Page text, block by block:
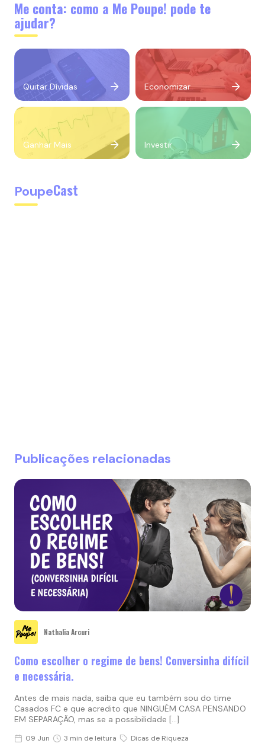
Me conta: como a Me Poupe! pode te
ajudar?
Quitar Dívidas Economizar
Ganhar Mais Investir
PoupeCast
Publicações relacionadas
Nathalia Arcuri
Como escolher o regime de bens! Conversinha difícil
e necessária.
Antes de mais nada, saiba que eu também sou do time
Casados FC e que acredito que NINGUÉM CASA PENSANDO
EM SEPARAÇÃO, mas se a possibilidade […]
09 Jun 3 min de leitura Dicas de Riqueza